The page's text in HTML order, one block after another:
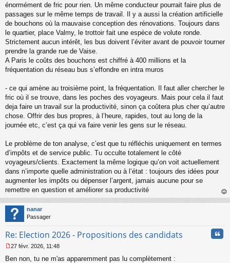
énormément de fric pour rien. Un même conducteur pourrait faire plus de
passages sur le même temps de travail. Il y a aussi la création artificielle
de bouchons où la mauvaise conception des rénovations. Toujours dans
le quartier, place Valmy, le trottoir fait une espèce de volute ronde.
Strictement aucun intérêt, les bus doivent l’éviter avant de pouvoir tourner
prendre la grande rue de Vaise.
A Paris le coûts des bouchons est chiffré à 400 millions et la
fréquentation du réseau bus s’effondre en intra muros
- ce qui amène au troisième point, la fréquentation. Il faut aller chercher le
fric où il se trouve, dans les poches des voyageurs. Mais pour cela il faut
deja faire un travail sur la productivité, sinon ça coûtera plus cher qu’autre
chose. Offrir des bus propres, à l’heure, rapides, tout au long de la
journée etc, c’est ça qui va faire venir les gens sur le réseau.
Le problème de ton analyse, c’est que tu réfléchis uniquement en termes
d’impôts et de service public. Tu occulte totalement le côté
voyageurs/clients. Exactement la même logique qu’on voit actuellement
dans n’importe quelle administration ou à l’état : toujours des idées pour
augmenter les impôts ou dépenser l’argent, jamais aucune pour se
remettre en question et améliorer sa productivité
au
nanar
Passager
Re: Election 2026 - Propositions des candidats
e
27 févr. 2026, 11:48
Ben non, tu ne m'as apparemment pas lu complètement :